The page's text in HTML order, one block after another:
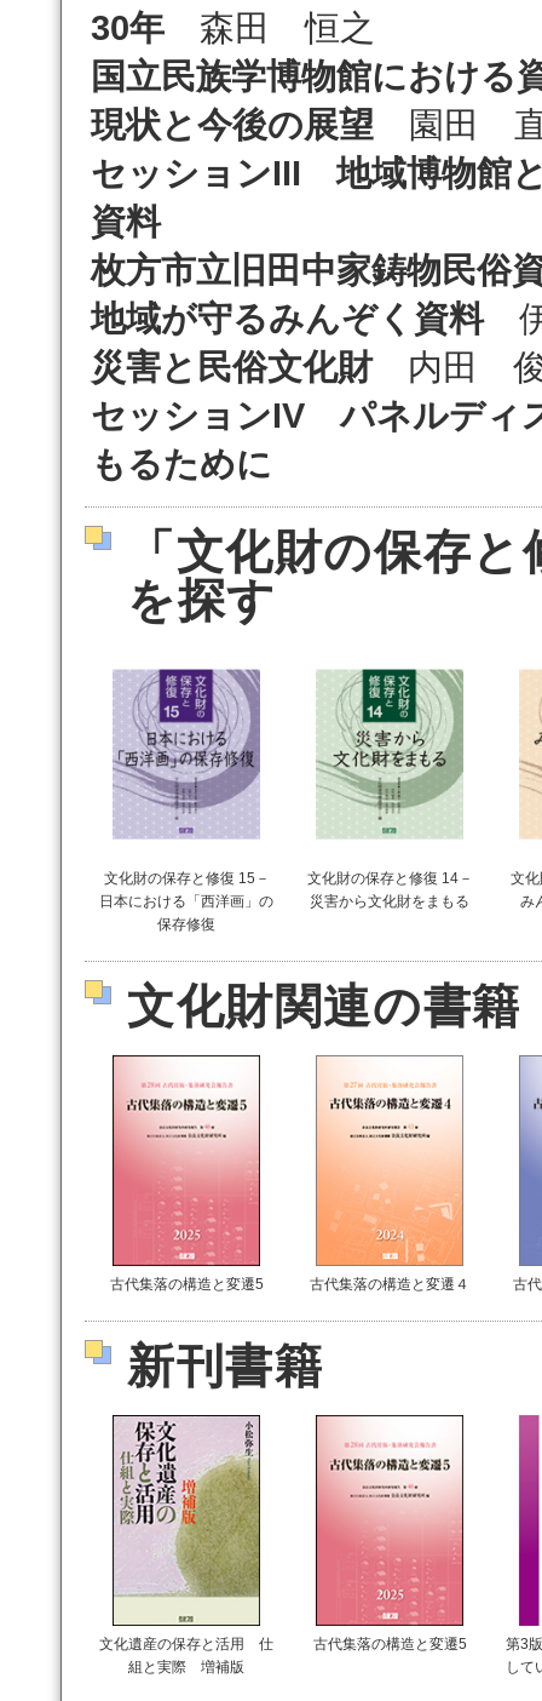
30年 森田 恒之
国立民族学博物館における
現状と今後の展望 園田
セッションIII 地域博物館
資料
枚方市立旧田中家鋳物民俗
地域が守るみんぞく資料伊
災害と民俗文化財内田 俊
セッションIV パネルディ
もるために
「文化財の保存
を探す
文化財の保存と修復 15－
日本における「西洋画」の
保存修復
文化財の保存と修復 14－
災害から文化財をまもる
文
み
文化財関連の書籍
古代集落の構造と変遷5 古代集落の構造と変遷４ 古
新刊書籍
文化遺産の保存と活用 仕
組と実際 増補版
古代集落の構造と変遷5
第3
して